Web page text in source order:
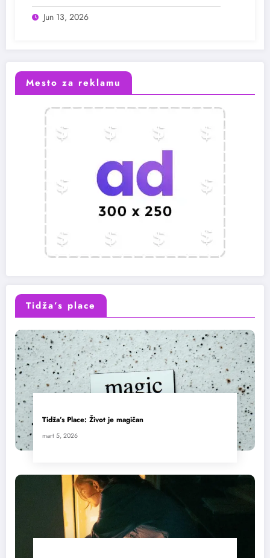
Jun 13, 2026
Mesto za reklamu
Tidža’s place
Tidža’s Place: Život je magičan
mart 5, 2026